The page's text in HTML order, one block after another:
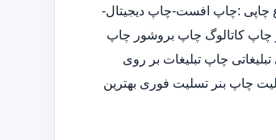
چاپی :چاپ افست-چاپ دیجیتال-
چاپ کاتالوگ چاپ بروشور چاپ
چاپ تبلیغات بر روی
چاپ بنر تسلیت فوری بهترین